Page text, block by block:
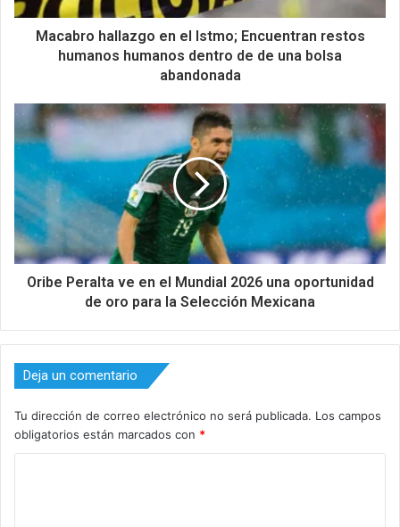
Macabro hallazgo en el Istmo; Encuentran restos
humanos humanos dentro de de una bolsa
abandonada
Oribe Peralta ve en el Mundial 2026 una oportunidad
de oro para la Selección Mexicana
Deja un comentario
Tu dirección de correo electrónico no será publicada. Los campos
obligatorios están marcados con *